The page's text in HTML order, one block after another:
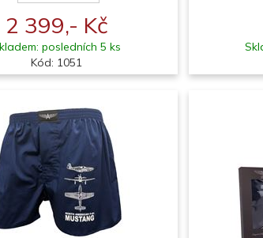
2 399,- Kč
posledních 5 ks
Kód: 1051